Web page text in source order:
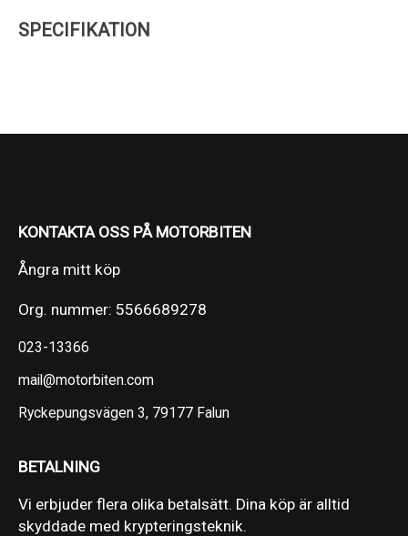
SPECIFIKATION
KONTAKTA OSS PÅ MOTORBITEN
Ångra mitt köp
Org. nummer: 5566689278
023-13366
mail@motorbiten.com
Ryckepungsvägen 3, 79177 Falun
BETALNING
Vi erbjuder flera olika betalsätt. Dina köp är alltid
skyddade med krypteringsteknik.